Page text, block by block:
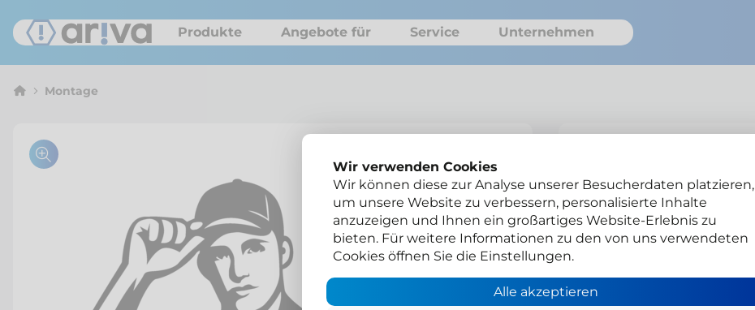
Produkte Angebote für Service Unternehmen
Montage
A41-00097-A
Gesamtpreis
Händlerlogin
Wir verwenden Cookies
Wir können diese zur Analyse unserer Besucherdaten platzieren,
um unsere Website zu verbessern, personalisierte Inhalte
anzuzeigen und Ihnen ein großartiges Website-Erlebnis zu
bieten. Für weitere Informationen zu den von uns verwendeten
Cookies öffnen Sie die Einstellungen.
Alle akzeptieren